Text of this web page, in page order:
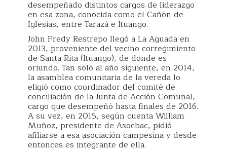
desempeñado distintos cargos de liderazgo
en esa zona, conocida como el Cañón de
Iglesias, entre Tarazá e Ituango.
John Fredy Restrepo llegó a La Aguada en
2013, proveniente del vecino corregimiento
de Santa Rita (Ituango), de donde es
oriundo. Tan solo al año siguiente, en 2014,
la asamblea comunitaria de la vereda lo
eligió como coordinador del comité de
conciliación de la Junta de Acción Comunal,
cargo que desempeñó hasta finales de 2016.
A su vez, en 2015, según cuenta William
Muñoz, presidente de Asocbac, pidió
afiliarse a esa asociación campesina y desde
entonces es integrante de ella.